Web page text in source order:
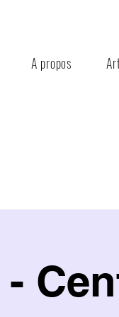
A propos
-